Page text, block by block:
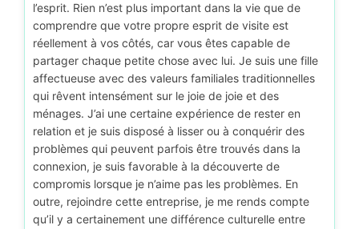
l’esprit. Rien n’est plus important dans la vie que de
comprendre que votre propre esprit de visite est
réellement à vos côtés, car vous êtes capable de
partager chaque petite chose avec lui. Je suis une fille
affectueuse avec des valeurs familiales traditionnelles
qui rêvent intensément sur le joie de joie et des
ménages. J’ai une certaine expérience de rester en
relation et je suis disposé à lisser ou à conquérir des
problèmes qui peuvent parfois être trouvés dans la
connexion, je suis favorable à la découverte de
compromis lorsque je n’aime pas les problèmes. En
outre, rejoindre cette entreprise, je me rends compte
qu’il y a certainement une différence culturelle entre